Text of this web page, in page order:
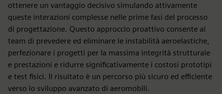
ottenere un vantaggio decisivo simulando attivamente
queste interazioni complesse nelle prime fasi del processo
di progettazione. Questo approccio proattivo consente ai
team di prevedere ed eliminare le instabilità aeroelastiche,
perfezionare i progetti per la massima integrità strutturale
e prestazioni e ridurre significativamente i costosi prototipi
e test fisici. Il risultato è un percorso più sicuro ed efficiente
verso lo sviluppo avanzato di aeromobili.